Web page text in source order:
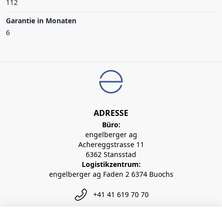
112
Garantie in Monaten
6
ADRESSE
Büro:
engelberger ag
Achereggstrasse 11
6362 Stansstad
Logistikzentrum:
engelberger ag Faden 2 6374 Buochs
+41 41 619 70 70